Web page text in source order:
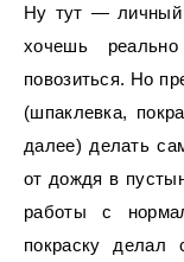
Ну тут — личный
хочешь
повозиться. Но
(шпаклевка,
далее) делать
от дождя в
работы с
покраску